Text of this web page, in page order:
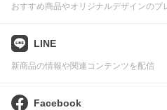
おすすめ商品やオリジナルデザインのブ
LINE
新商品の情報や関連コンテンツを配信
Facebook